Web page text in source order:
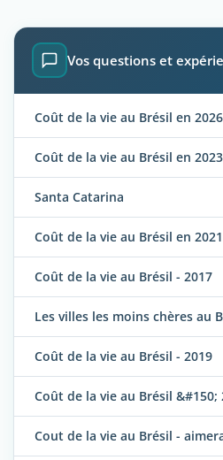
Vos questions et
Coût de la vie au Brésil en 2026
Coût de la vie au Brésil en 2023
Santa Catarina
Coût de la vie au Brésil en 2021
Coût de la vie au Brésil - 2017
Les villes les moins chères au
Coût de la vie au Brésil - 2019
Coût de la vie au Brésil &#150;
Cout de la vie au Brésil -